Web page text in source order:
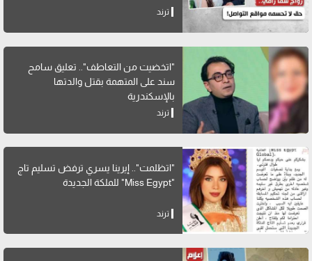
ترند
"اتخضيت من التعاطف".. تعليق سامح
سند على المتهمة بقتل والدتها
بالإسكندرية
ترند
"اتظلمت".. إيرينا يسري ترفض تسليم تاج
"Miss Egypt" للملكة الجديدة
ترند